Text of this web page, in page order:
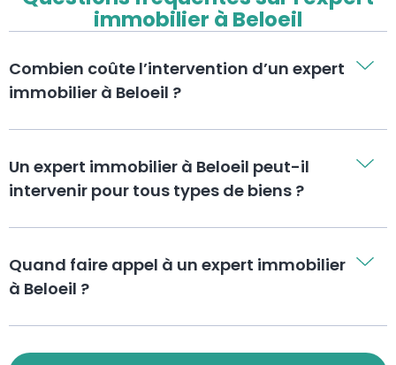
immobilier à Beloeil
Combien coûte l’intervention d’un expert
immobilier à Beloeil ?
Un expert immobilier à Beloeil peut-il
intervenir pour tous types de biens ?
Quand faire appel à un expert immobilier
à Beloeil ?